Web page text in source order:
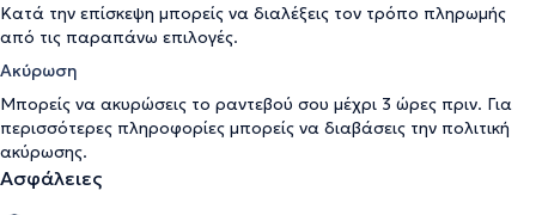
Κατά την επίσκεψη μπορείς να διαλέξεις τον τρόπο πληρωμής
από τις παραπάνω επιλογές.
Ακύρωση
Μπορείς να ακυρώσεις το ραντεβού σου μέχρι 3 ώρες πριν. Για
περισσότερες πληροφορίες μπορείς να διαβάσεις την πολιτική
ακύρωσης.
Ασφάλειες